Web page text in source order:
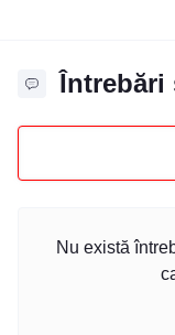
Întrebări
Nu există